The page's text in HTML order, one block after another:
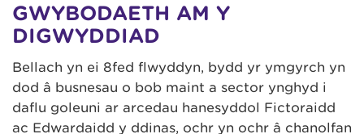
GWYBODAETH AM Y
DIGWYDDIAD
Bellach yn ei 8fed flwyddyn, bydd yr ymgyrch yn
dod â busnesau o bob maint a sector ynghyd i
daflu goleuni ar arcedau hanesyddol Fictoraidd
ac Edwardaidd y ddinas, ochr yn ochr â chanolfan